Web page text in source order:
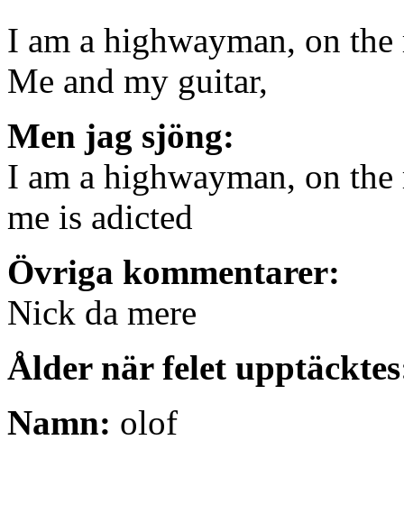
I am a highwayman, on the
Me and my guitar,
Men jag sjöng:
I am a highwayman, on the
me is adicted
Övriga kommentarer:
Nick da mere
Ålder när felet
Namn: olof